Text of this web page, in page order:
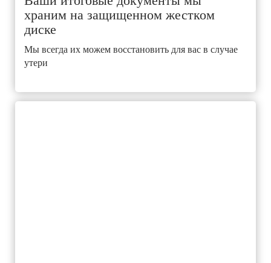
храним на защищенном жестком
диске
Мы всегда их можем восстановить для вас в случае
утери